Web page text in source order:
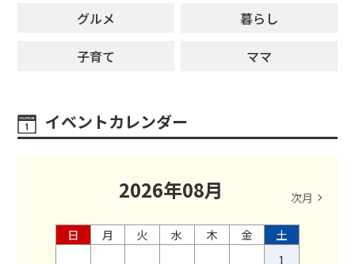
グルメ
暮らし
子育て
ママ
イベントカレンダー
2026年08月 次月
日 月 火 水 木 金
土
1